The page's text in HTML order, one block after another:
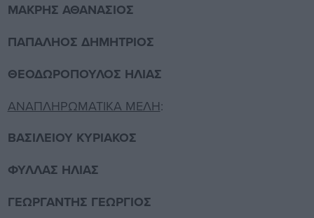
ΜΑΚΡΗΣ ΑΘΑΝΑΣΙΟΣ
ΠΑΠΑΛΗΟΣ ΔΗΜΗΤΡΙΟΣ
ΘΕΟΔΩΡΟΠΟΥΛΟΣ ΗΛΙΑΣ
ΑΝΑΠΛΗΡΩΜΑΤΙΚΑ ΜΕΛΗ:
ΒΑΣΙΛΕΙΟΥ ΚΥΡΙΑΚΟΣ
ΦΥΛΛΑΣ ΗΛΙΑΣ
ΓΕΩΡΓΑΝΤΗΣ ΓΕΩΡΓΙΟΣ